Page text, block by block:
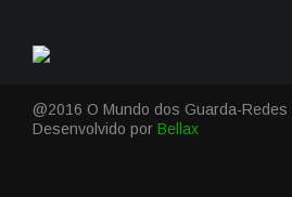
@2016 O Mundo dos Guarda-Redes |
Desenvolvido por Bellax